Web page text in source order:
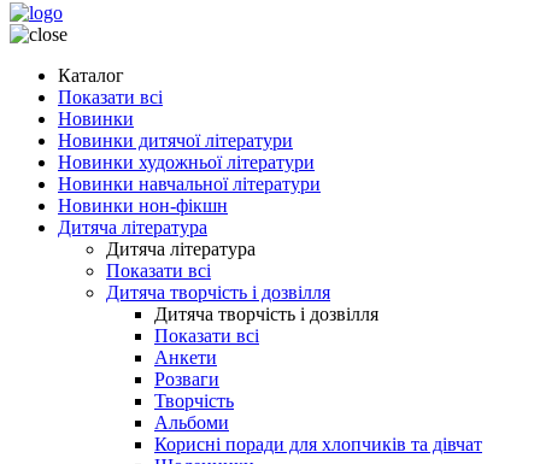
Каталог
Показати всі
Новинки
Новинки дитячої літератури
Новинки художньої літератури
Новинки навчальної літератури
Новинки нон-фікшн
Дитяча література
Дитяча література
Показати всі
Дитяча творчість і дозвілля
Дитяча творчість і дозвілля
Показати всі
Анкети
Розваги
Творчість
Альбоми
Корисні поради для хлопчиків та дівчат